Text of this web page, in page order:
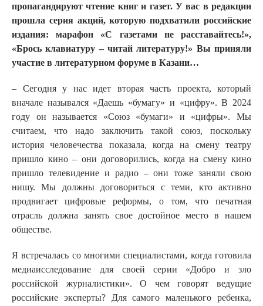
пропагандируют чтение книг и газет. У вас в редакции
прошла серия акций, которую подхватили российские
издания: марафон «С газетами не расставайтесь!»,
«Брось клавиатуру – читай литературу!» Вы приняли
участие в литературном форуме в Казани…
– Сегодня у нас идет вторая часть проекта, который
вначале назывался «Даешь «бумагу» и «цифру». В 2024
году он называется «Союз «бумаги» и «цифры». Мы
считаем, что надо заключить такой союз, поскольку
история человечества показала, когда на смену театру
пришло кино – они договорились, когда на смену кино
пришло телевидение и радио – они тоже заняли свою
нишу. Мы должны договориться с теми, кто активно
продвигает цифровые реформы, о том, что печатная
отрасль должна занять свое достойное место в нашем
обществе.
Я встречалась со многими специалистами, когда готовила
медиаисследование для своей серии «Добро и зло
российской журналистики». О чем говорят ведущие
российские эксперты? Для самого маленького ребенка,